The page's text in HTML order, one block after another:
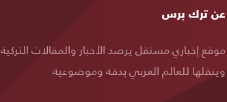
خريطة
عن ترك برس
موقع إخباري مستقل يرصد الأخبار والمقالات التركية
وينقلها للعالم العربي بدقة وموضوعية